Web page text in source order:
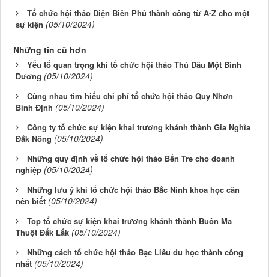
Tổ chức hội thảo Điện Biên Phủ thành công từ A-Z cho một
sự kiện (05/10/2024)
Những tin cũ hơn
Yếu tố quan trọng khi tổ chức hội thảo Thủ Dầu Một Bình
Dương (05/10/2024)
Cùng nhau tìm hiểu chi phí tổ chức hội thảo Quy Nhơn
Bình Định (05/10/2024)
Công ty tổ chức sự kiện khai trương khánh thành Gia Nghĩa
Đắk Nông (05/10/2024)
Những quy định về tổ chức hội thảo Bến Tre cho doanh
nghiệp (05/10/2024)
Những lưu ý khi tổ chức hội thảo Bắc Ninh khoa học cần
nên biết (05/10/2024)
Top tổ chức sự kiện khai trương khánh thành Buôn Ma
Thuột Đắk Lắk (05/10/2024)
Những cách tổ chức hội thảo Bạc Liêu du học thành công
nhất (05/10/2024)